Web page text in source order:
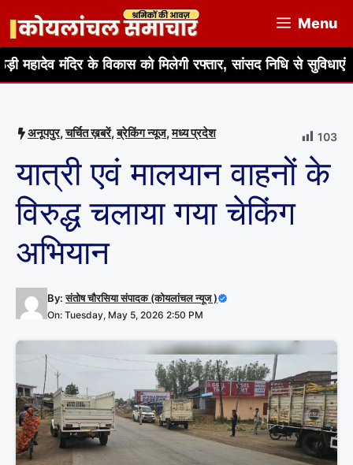
content
Menu
के विकास को मिलेगी रफ्तार, सांसद निधि से सुविधाएं बढ़ाने का
अनूपपुर,चर्चित ख़बरें,ब्रेकिंग न्यूज,मध्य प्रदेश 103
यात्री एवं मालयान वाहनों के
विरुद्ध चलाया गया चेकिंग
अभियान
By:संतोष चौरसिया संपादक (कोयलांचल न्यूज )
On: Tuesday, May 5, 2026 2:50 PM